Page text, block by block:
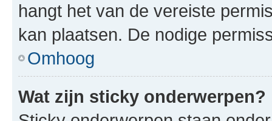
hangt het van de vereiste
kan plaatsen. De nodige
Omhoog
Wat zijn sticky onderwerpen?